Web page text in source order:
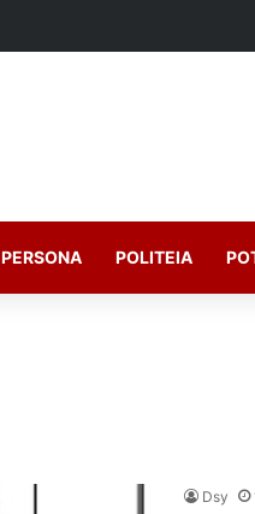
PERSONA POLITEIA
Dsy